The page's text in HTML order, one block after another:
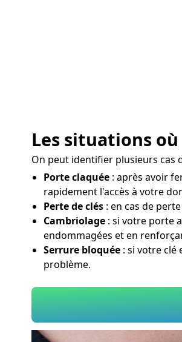
Les situations
On peut identifier plusieurs cas
Porte claquée : après avoir
rapidement l'accès à votre
Perte de clés : en cas de
Cambriolage : si votre porte
endommagées et en
Serrure bloquée : si votre clé
problème.